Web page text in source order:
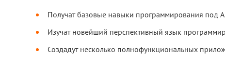
Получат базовые навыки программирования под
Изучат новейший перспективный язык
Создадут несколько полнофункциональных